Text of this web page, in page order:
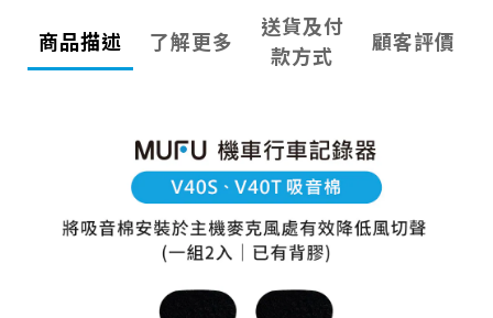
商品描述 了解更多
送貨及付
款方式
顧客評價